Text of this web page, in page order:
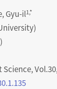
Gyu-il1,*
Science,Vol.30